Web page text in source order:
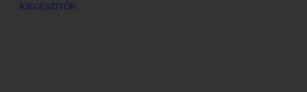
KIEGÉSZÍTŐK